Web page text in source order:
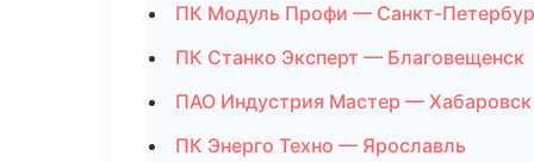
ПК Модуль Профи — Санкт-
ПК Станко Эксперт — Благовещенск
ПАО Индустрия Мастер — Хабаровск
ПК Энерго Техно — Ярославль